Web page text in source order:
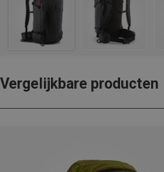
Vergelijkbare producten